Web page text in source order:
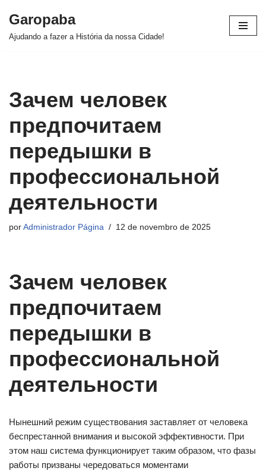
Pular
Garopaba
Ajudando a fazer a História da nossa Cidade!
Зачем человек
предпочитаем
передышки в
профессиональной
деятельности
por Administrador Página 12 de novembro de 2025
Зачем человек
предпочитаем
передышки в
профессиональной
деятельности
Нынешний режим существования заставляет от человека
беспрестанной внимания и высокой эффективности. При
этом наш система функционирует таким образом, что фазы
работы призваны чередоваться моментами